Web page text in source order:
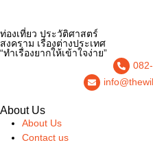
ท่องเที่ยว ประวัติศาสตร์
สงคราม เรื่องต่างประเทศ
“ทำเรื่องยากให้เข้าใจง่าย”
About Us
About Us
Contact us